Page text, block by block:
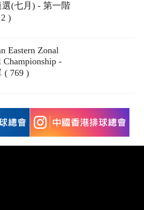
(七月) - 第一階
)
Eastern Zonal
Championship -
( 769 )